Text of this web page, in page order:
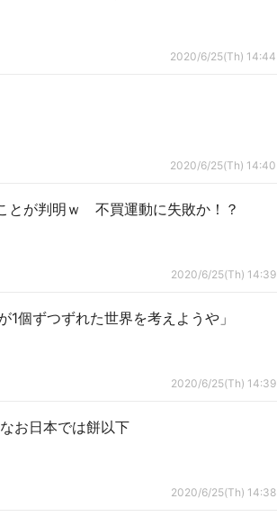
2020/6/25(Th) 14:44
2020/6/25(Th) 14:40
とが判明ｗ 不買運動に失敗か！？
2020/6/25(Th) 14:39
個ずつずれた世界を考えようや」
2020/6/25(Th) 14:39
お日本では餅以下
2020/6/25(Th) 14:38